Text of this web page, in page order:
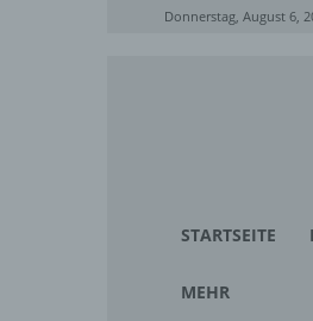
Donnerstag, August 6,
STARTSEITE
MEHR